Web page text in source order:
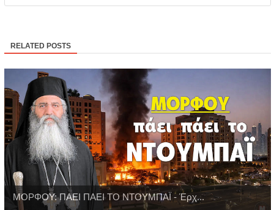
RELATED POSTS
ΜΟΡΦΟΥ: ΠΑΕΙ ΠΑΕΙ ΤΟ ΝΤΟΥΜΠΑΪ - Έρχ...